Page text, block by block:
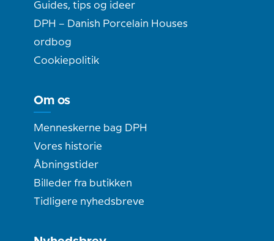
Guides, tips og ideer
DPH – Danish Porcelain Houses
ordbog
Cookiepolitik
Om os
Menneskerne bag DPH
Vores historie
Åbningstider
Billeder fra butikken
Tidligere nyhedsbreve